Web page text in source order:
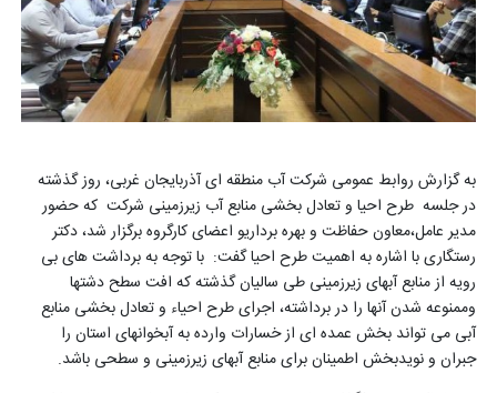
به گزارش روابط عمومی شرکت آب منطقه ای آذربایجان غربی، روز گذشته
در جلسه طرح احیا و تعادل بخشی منابع آب زیرزمینی شرکت که حضور
مدیر عامل،معاون حفاظت و بهره برداریو اعضای کارگروه برگزار شد، دکتر
رستگاری با اشاره به اهمیت طرح احیا گفت: با توجه به برداشت های بی
رویه از منابع آبهای زیرزمینی طی سالیان گذشته که افت سطح دشتها
وممنوعه شدن آنها را در برداشته، اجرای طرح احیاء و تعادل بخشی منابع
آبی می تواند بخش عمده ای از خسارات وارده به آبخوانهای استان را
جبران و نویدبخش اطمینان برای منابع آبهای زیرزمینی و سطحی باشد.